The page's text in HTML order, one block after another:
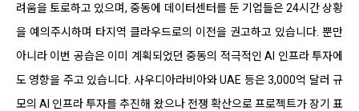
려움을 토로하고 있으며, 중동에 데이터센터를 둔 기업들은 24시간 상황
을 예의주시하며 타지역 클라우드로의 이전을 권고하고 있습니다. 뿐만
아니라 이번 공습은 이미 계획되었던 중동의 적극적인 AI 인프라 투자에
도 영향을 주고 있습니다. 사우디아라비아와 UAE 등은 3,000억 달러 규
모의 AI 인프라 투자를 추진해 왔으나 전쟁 확산으로 프로젝트가 장기 표